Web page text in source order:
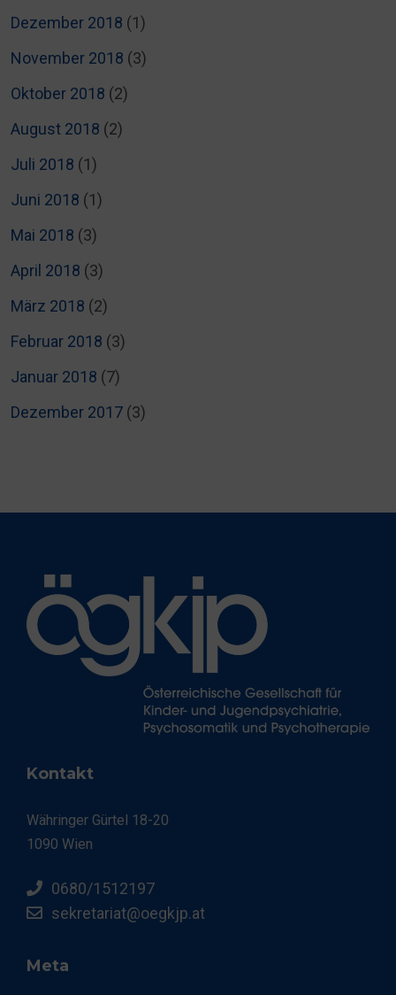
Dezember 2018 (1)
November 2018 (3)
Oktober 2018 (2)
August 2018 (2)
Juli 2018 (1)
Juni 2018 (1)
Mai 2018 (3)
April 2018 (3)
März 2018 (2)
Februar 2018 (3)
Januar 2018 (7)
Dezember 2017 (3)
Kontakt
Währinger Gürtel 18-20
1090 Wien
0680/1512197
sekretariat@oegkjp.at
Meta